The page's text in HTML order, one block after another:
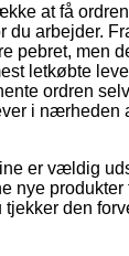
at få
du arbejder.
pebret, men
letkøbte
ordren
i nærheden
er vældig
nye
tjekker den